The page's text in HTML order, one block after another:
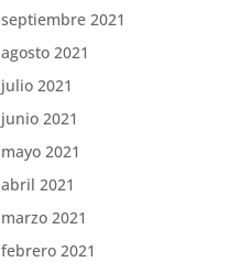
septiembre 2021
agosto 2021
julio 2021
junio 2021
mayo 2021
abril 2021
marzo 2021
febrero 2021